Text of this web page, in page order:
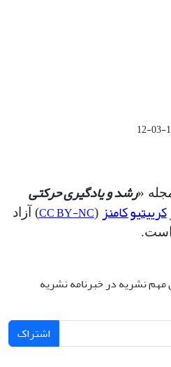
«رشد و یادگیری حرکتی
کرییتیو کامنز (
CC BY-NC) آزاد
است.
مهم نشریه در خبرنامه نشریه
اشتراک